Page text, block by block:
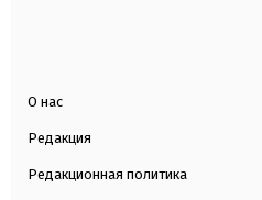
О нас
Редакция
Редакционная политика